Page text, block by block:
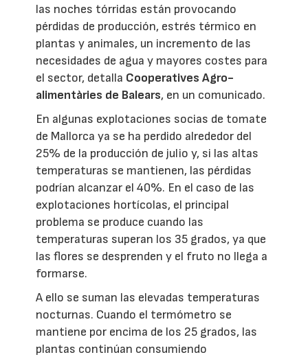
las noches tórridas están provocando
pérdidas de producción, estrés térmico en
plantas y animales, un incremento de las
necesidades de agua y mayores costes para
el sector, detalla Cooperatives Agro-
alimentàries de Balears, en un comunicado.
En algunas explotaciones socias de tomate
de Mallorca ya se ha perdido alrededor del
25% de la producción de julio y, si las altas
temperaturas se mantienen, las pérdidas
podrían alcanzar el 40%. En el caso de las
explotaciones hortícolas, el principal
problema se produce cuando las
temperaturas superan los 35 grados, ya que
las flores se desprenden y el fruto no llega a
formarse.
A ello se suman las elevadas temperaturas
nocturnas. Cuando el termómetro se
mantiene por encima de los 25 grados, las
plantas continúan consumiendo